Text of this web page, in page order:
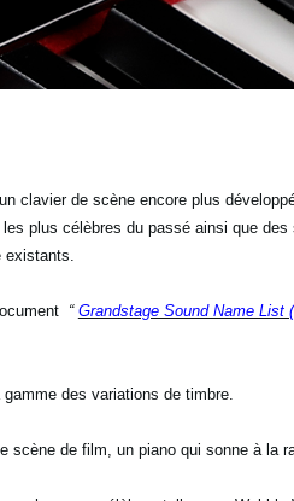
clavier de scène encore plus
plus célèbres du passé ainsi que
“ Grandstage Sound Name List
des variations de timbre.
scène de film, un piano qui sonne à la